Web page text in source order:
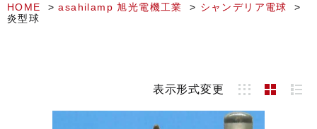
HOME asahilamp 旭光電機工業
シャンデリア電球
炎型球
表示形式変更